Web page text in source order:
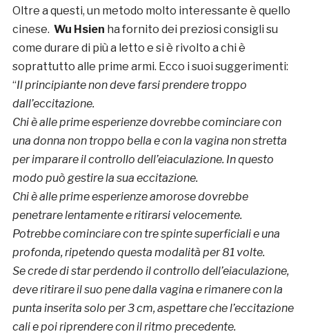
Oltre a questi, un metodo molto interessante è quello
cinese. Wu Hsien ha fornito dei preziosi consigli su
come durare di più a letto e si è rivolto a chi è
soprattutto alle prime armi. Ecco i suoi suggerimenti:
“Il principiante non deve farsi prendere troppo
dall’eccitazione.
Chi è alle prime esperienze dovrebbe cominciare con
una donna non troppo bella e con la vagina non stretta
per imparare il controllo dell’eiaculazione. In questo
modo può gestire la sua eccitazione.
Chi è alle prime esperienze amorose dovrebbe
penetrare lentamente e ritirarsi velocemente.
Potrebbe cominciare con tre spinte superficiali e una
profonda, ripetendo questa modalità per 81 volte.
Se crede di star perdendo il controllo dell’eiaculazione,
deve ritirare il suo pene dalla vagina e rimanere con la
punta inserita solo per 3 cm, aspettare che l’eccitazione
cali e poi riprendere con il ritmo precedente.